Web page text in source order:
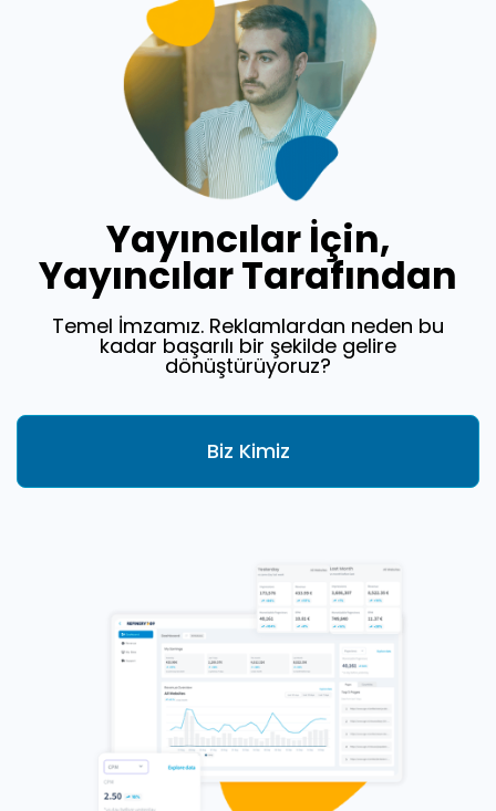
Yayıncılar İçin,
Yayıncılar Tarafından
Temel İmzamız. Reklamlardan neden bu
kadar başarılı bir şekilde gelire
dönüştürüyoruz?
Biz Kimiz